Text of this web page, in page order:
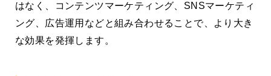
はなく、コンテンツマーケティング、SNSマーケティ
ング、広告運用などと組み合わせることで、より大き
な効果を発揮します。